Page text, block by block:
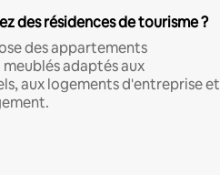
des résidences de tourisme ?
des appartements
adaptés aux
aux logements d'entreprise et